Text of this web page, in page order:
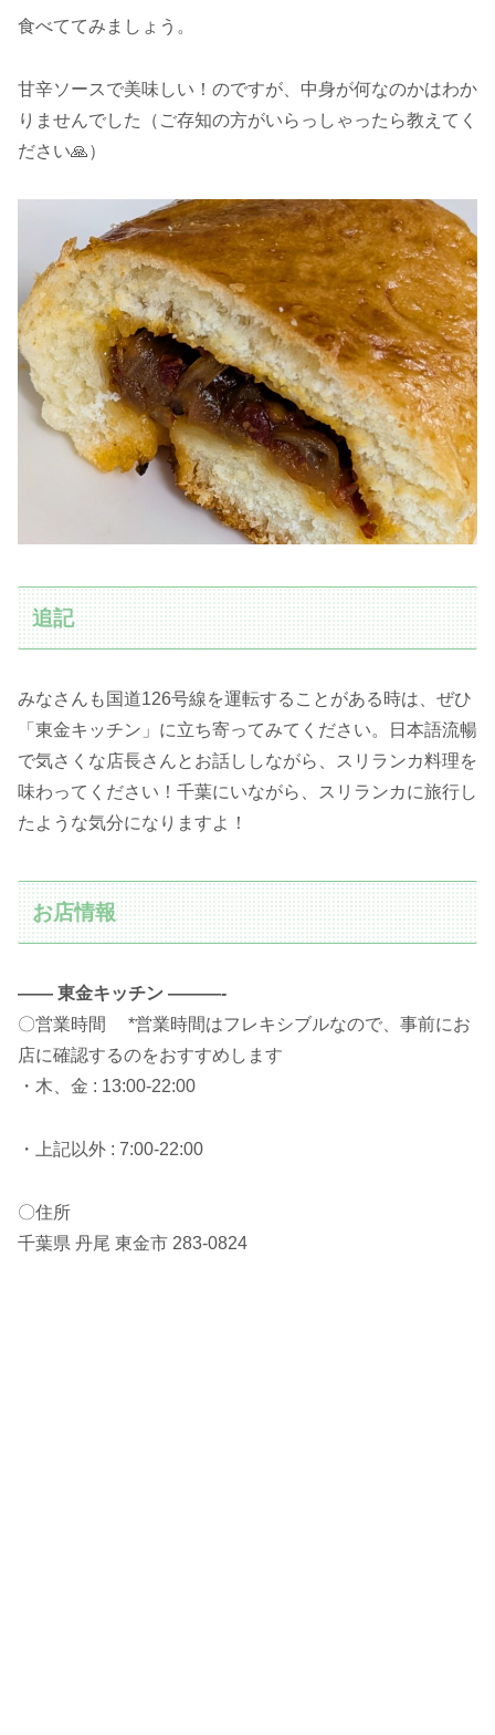
食べててみましょう。
甘辛ソースで美味しい！のですが、中身が何なのかはわか
りませんでした（ご存知の方がいらっしゃったら教えてく
ださい🙏）
追記
みなさんも国道126号線を運転することがある時は、ぜひ
「東金キッチン」に立ち寄ってみてください。日本語流暢
で気さくな店長さんとお話ししながら、スリランカ料理を
味わってください！千葉にいながら、スリランカに旅行し
たような気分になりますよ！
お店情報
—— 東金キッチン ———-
〇営業時間 *営業時間はフレキシブルなので、事前にお
店に確認するのをおすすめします
・木、金 : 13:00-22:00
・上記以外 : 7:00-22:00
〇住所
千葉県 丹尾 東金市 283-0824